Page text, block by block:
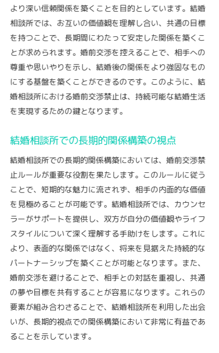
より深い信頼関係を築くことを目的としています。結婚
相談所では、お互いの価値観を理解し合い、共通の目標
を持つことで、長期間にわたって安定した関係を築くこ
とが求められます。婚前交渉を控えることで、相手への
尊重や思いやりを示し、結婚後の関係をより強固なもの
にする基盤を築くことができるのです。このように、結
婚相談所における婚前交渉禁止は、持続可能な結婚生活
を実現するための鍵となります。
結婚相談所での長期的関係構築の視点
結婚相談所での長期的関係構築においては、婚前交渉禁
止ルールが重要な役割を果たします。このルールに従う
ことで、短期的な魅力に流されず、相手の内面的な価値
を見極めることが可能です。結婚相談所では、カウンセ
ラーがサポートを提供し、双方が自分の価値観やライフ
スタイルについて深く理解する手助けをします。これに
より、表面的な関係ではなく、将来を見据えた持続的な
パートナーシップを築くことが可能となります。また、
婚前交渉を避けることで、相手との対話を重視し、共通
の夢や目標を共有することが容易になります。これらの
要素が組み合わさることで、結婚相談所を利用した出会
いが、長期的視点での関係構築において非常に有益であ
ることを示しています。